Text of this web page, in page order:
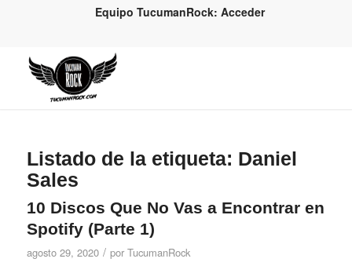
Equipo TucumanRock: Acceder
Listado de la etiqueta: Daniel
Sales
10 Discos Que No Vas a Encontrar en
Spotify (Parte 1)
agosto 29, 2020 / por TucumanRock